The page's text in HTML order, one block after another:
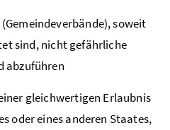
soweit
sind, nicht gefährliche
abzuführen
gleichwertigen Erlaubnis
oder eines anderen Staates,